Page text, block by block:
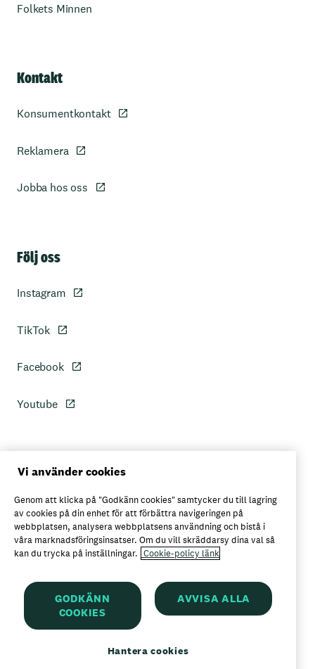
Folkets Minnen
Kontakt
Konsumentkontakt
Reklamera
Jobba hos oss
Följ oss
Instagram
TikTok
Facebook
Youtube
Personuppgiftspolicy
Axfoods integritetspolicy
Här kan du köpa Garant
Garant är ett registrerat varumärke för
Vi använder cookies
Genom att klicka på "Godkänn cookies" samtycker du till lagring
av cookies på din enhet för att förbättra navigeringen på
webbplatsen, analysera webbplatsens användning och bistå i
våra marknadsföringsinsatser. Om du vill skräddarsy dina val så
kan du trycka på inställningar. Cookie-policy länk
GODKÄNN
COOKIES
AVVISA ALLA
Hantera cookies